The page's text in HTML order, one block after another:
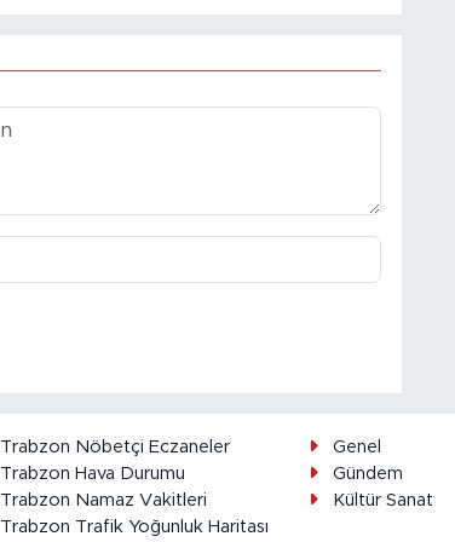
Trabzon Nöbetçi Eczaneler
Trabzon Hava Durumu
Trabzon Namaz Vakitleri
Trabzon Trafik Yoğunluk Haritası
Genel
Gündem
Kültür Sanat